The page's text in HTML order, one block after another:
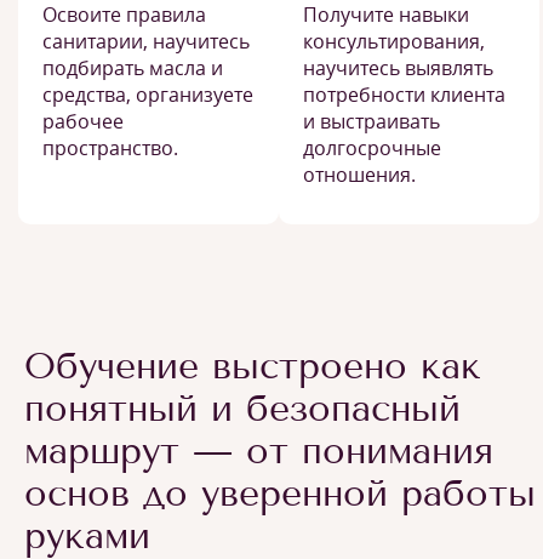
Освоите правила
санитарии, научитесь
подбирать масла и
средства, организуете
рабочее
пространство.
Получите навыки
консультирования,
научитесь выявлять
потребности клиента
и выстраивать
долгосрочные
отношения.
Обучение выстроено как
понятный и безопасный
маршрут — от понимания
основ до уверенной работы
руками